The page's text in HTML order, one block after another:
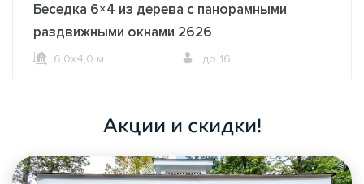
Беседка 6×4 из дерева с панорамными
раздвижными окнами 2626
6,0х4,0 м. до 16
Акции и скидки!